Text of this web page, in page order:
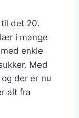
det 20.
i mange
enkle
Med
der er nu
alt fra